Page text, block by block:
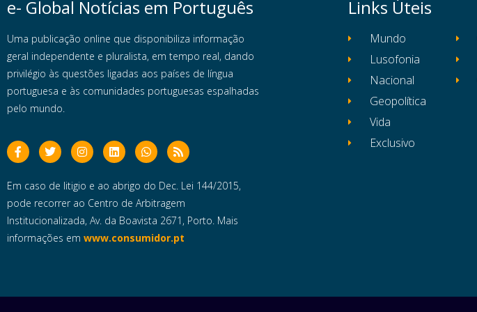
e- Global Notícias em Português
Uma publicação online que disponibiliza informação
geral independente e pluralista, em tempo real, dando
privilégio às questões ligadas aos países de língua
portuguesa e às comunidades portuguesas espalhadas
pelo mundo.
Em caso de litigio e ao abrigo do Dec. Lei 144/2015,
pode recorrer ao Centro de Arbitragem
Institucionalizada, Av. da Boavista 2671, Porto. Mais
informações em www.consumidor.pt
Links Úteis
Mundo
Lusofonia
Nacional
Geopolítica
Vida
Exclusivo